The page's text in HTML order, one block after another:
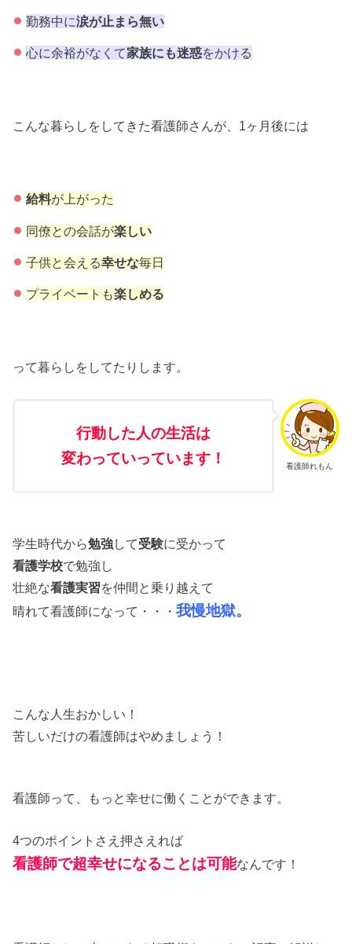
勤務中に涙が止まら無い
心に余裕がなくて家族にも迷惑をかける
こんな暮らしをしてきた看護師さんが、1ヶ月後には
給料が上がった
同僚との会話が楽しい
子供と会える幸せな毎日
プライベートも楽しめる
って暮らしをしてたりします。
看護師れもん
行動した人の生活は
変わっていっています！
学生時代から勉強して受験に受かって
看護学校で勉強し
壮絶な看護実習を仲間と乗り越えて
晴れて看護師になって・・・我慢地獄。
こんな人生おかしい！
苦しいだけの看護師はやめましょう！
看護師って、もっと幸せに働くことができます。
4つのポイントさえ押さえれば
看護師で超幸せになることは可能なんです！